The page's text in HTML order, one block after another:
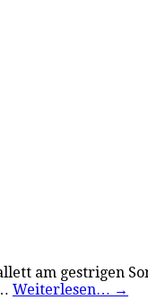
am gestrigen
Weiterlesen… →